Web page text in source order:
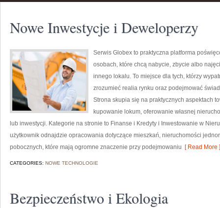
Nowe Inwestycje i Deweloperzy
Serwis Globex to praktyczna platforma
osobach, które chcą nabycie, zbycie albo
innego lokalu. To miejsce dla tych, którzy
zrozumieć realia rynku oraz podejmować
Strona skupia się na praktycznych aspektach
kupowanie lokum, oferowanie własnej
lub inwestycji. Kategorie na stronie to Finanse i Kredyty i Inwestowanie w
użytkownik odnajdzie opracowania dotyczące mieszkań, nieruchomości
pobocznych, które mają ogromne znaczenie przy podejmowaniu [ Read More ]
CATEGORIES: NOWE TECHNOLOGIE
Bezpieczeństwo i Ekologia